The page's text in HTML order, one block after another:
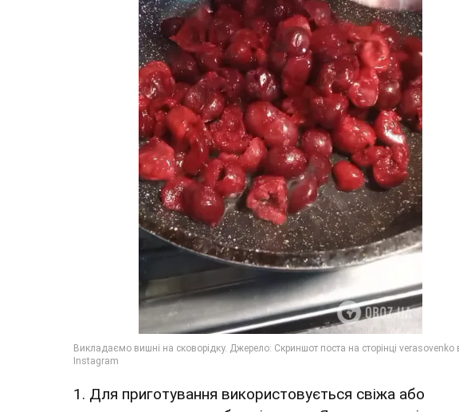
1. Для приготування використовується свіжа або